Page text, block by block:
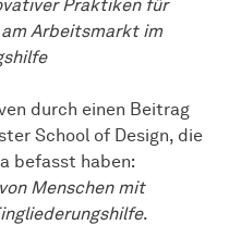
Praktiken für
Arbeitsmarkt im
durch einen Beitrag
School of Design, die
befasst haben:
Menschen mit
.